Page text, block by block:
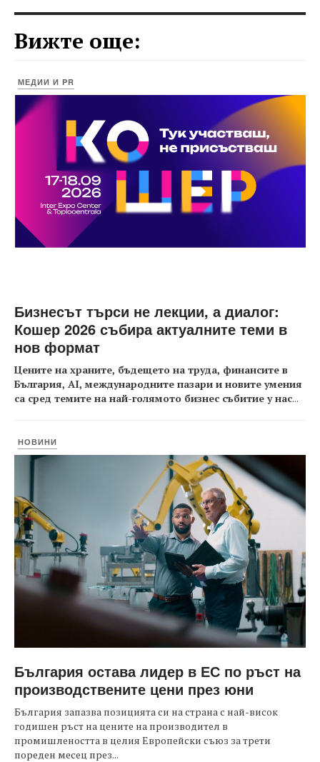
Вижте още:
МЕДИИ И PR
Бизнесът търси не лекции, а диалог:
Кошер 2026 събира актуалните теми в
нов формат
Цените на храните, бъдещето на труда, финансите в
България, AI, международните пазари и новите умения
са сред темите на най-голямото бизнес събитие у нас...
НОВИНИ
България остава лидер в ЕС по ръст на
производствените цени през юни
България запазва позицията си на страна с най-висок
годишен ръст на цените на производител в
промишлеността в целия Европейски съюз за трети
пореден месец през...